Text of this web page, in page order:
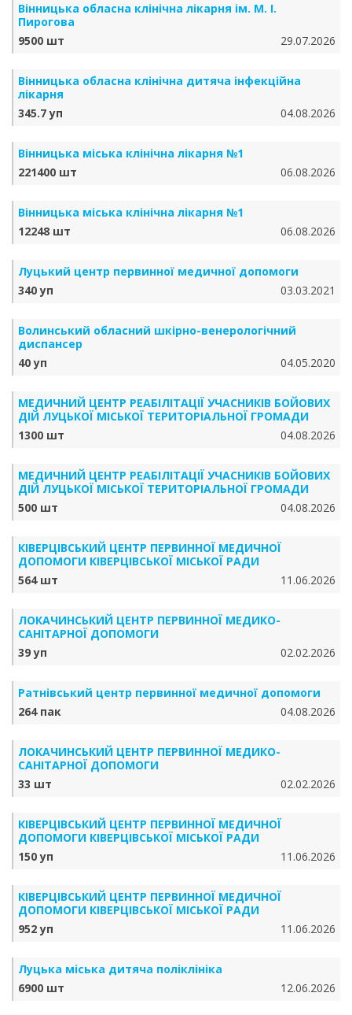
Вінницька обласна клінічна лікарня ім. М. І.
Пирогова
9500 шт
29.07.2026
Вінницька обласна клінічна дитяча інфекційна
лікарня
345.7 уп
04.08.2026
Вінницька міська клінічна лікарня №1
221400 шт
06.08.2026
Вінницька міська клінічна лікарня №1
12248 шт
06.08.2026
Луцький центр первинної медичної допомоги
340 уп
03.03.2021
Волинський обласний шкірно-венерологічний
диспансер
40 уп
04.05.2020
МЕДИЧНИЙ ЦЕНТР РЕАБІЛІТАЦІЇ УЧАСНИКІВ БОЙОВИХ
ДІЙ ЛУЦЬКОЇ МІСЬКОЇ ТЕРИТОРІАЛЬНОЇ ГРОМАДИ
1300 шт
04.08.2026
МЕДИЧНИЙ ЦЕНТР РЕАБІЛІТАЦІЇ УЧАСНИКІВ БОЙОВИХ
ДІЙ ЛУЦЬКОЇ МІСЬКОЇ ТЕРИТОРІАЛЬНОЇ ГРОМАДИ
500 шт
04.08.2026
КІВЕРЦІВСЬКИЙ ЦЕНТР ПЕРВИННОЇ МЕДИЧНОЇ
ДОПОМОГИ КІВЕРЦІВСЬКОЇ МІСЬКОЇ РАДИ
564 шт
11.06.2026
ЛОКАЧИНСЬКИЙ ЦЕНТР ПЕРВИННОЇ МЕДИКО-
САНІТАРНОЇ ДОПОМОГИ
39 уп
02.02.2026
Ратнівський центр первинної медичної допомоги
264 пак
04.08.2026
ЛОКАЧИНСЬКИЙ ЦЕНТР ПЕРВИННОЇ МЕДИКО-
САНІТАРНОЇ ДОПОМОГИ
33 шт
02.02.2026
КІВЕРЦІВСЬКИЙ ЦЕНТР ПЕРВИННОЇ МЕДИЧНОЇ
ДОПОМОГИ КІВЕРЦІВСЬКОЇ МІСЬКОЇ РАДИ
150 уп
11.06.2026
КІВЕРЦІВСЬКИЙ ЦЕНТР ПЕРВИННОЇ МЕДИЧНОЇ
ДОПОМОГИ КІВЕРЦІВСЬКОЇ МІСЬКОЇ РАДИ
952 уп
11.06.2026
Луцька міська дитяча поліклініка
6900 шт
12.06.2026